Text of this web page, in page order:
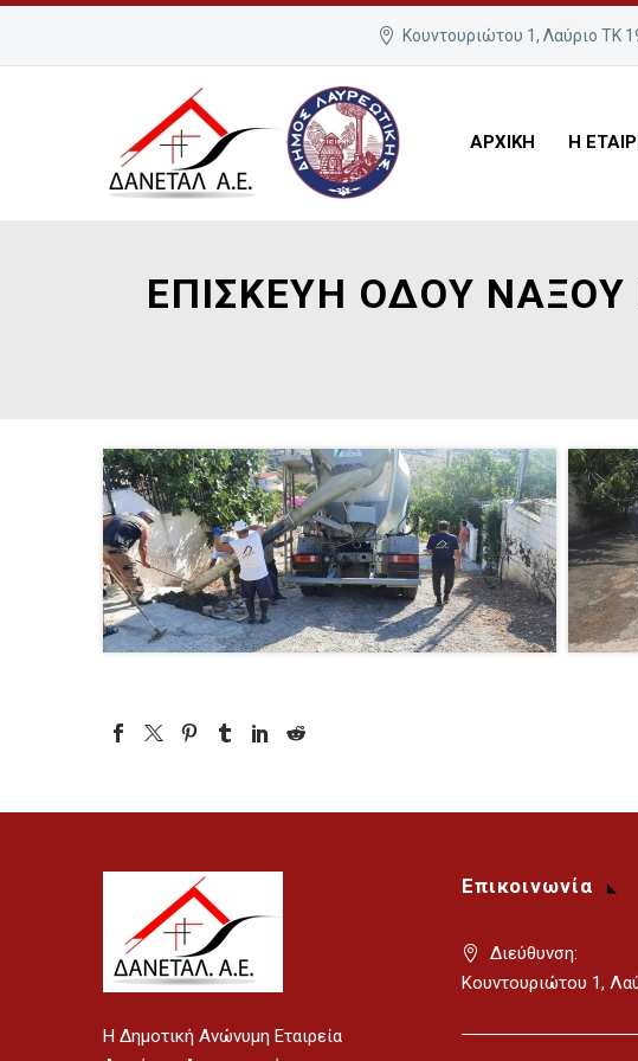
Κουντουριώτου 1, Λαύριο ΤΚ
ΑΡΧΙΚΗ Η
ΕΠΙΣΚΕΥΗ ΟΔΟΥ
H Δημοτική Ανώνυμη Εταιρεία
Επικοινωνία
Διεύθυνση:
Κουντουριώτου 1,